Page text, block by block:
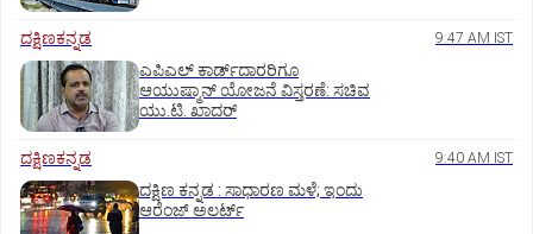
ದಕ್ಷಿಣಕನ್ನಡ 9:47 AM IST
ಎಪಿಎಲ್‌ ಕಾರ್ಡ್‌ದಾರರಿಗೂ
ಆಯುಷ್ಮಾನ್‌ ಯೋಜನೆ ವಿಸ್ತರಣೆ: ಸಚಿವ
ಯು.ಟಿ. ಖಾದರ್
ದಕ್ಷಿಣಕನ್ನಡ 9:40 AM IST
ದಕ್ಷಿಣ ಕನ್ನಡ : ಸಾಧಾರಣ ಮಳೆ; ಇಂದು
ಆರೆಂಜ್‌ ಅಲರ್ಟ್